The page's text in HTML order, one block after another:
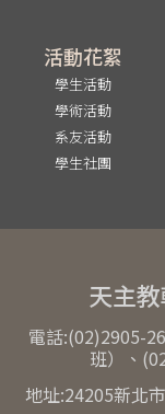
活動花絮
學生活動
學術活動
系友活動
學生社團
天主
電話:(02)2905-
班）、
地址:24205新北